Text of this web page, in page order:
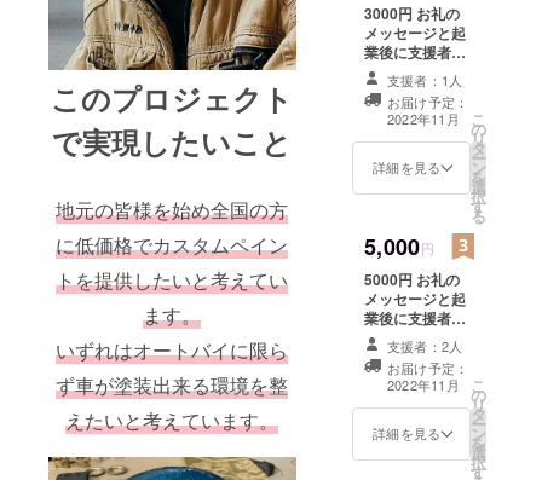
このプロジェクト
で実現したいこと
地元の皆様を始め全国の方
に低価格でカスタムペイン
トを提供したいと考えてい
ます。
いずれはオートバイに限ら
ず車が塗装出来る環境を整
えたいと考えています。
時、必ず備考欄
に掲載を希望さ
れるお名前をご
記入くださ
い。」
3000円 お礼の
メッセージと起
業後に支援者リ
スト(ポスター及
びインスタグラ
ム支援者リスト)
にお名前を掲載
とお客様のバイ
クの塗装を支援
り3000円の値引
き。 ポスター及
びインスタグラ
ム支援者リスト
掲載期間は2年間
とさせて頂きま
す。 「※支援
時、必ず備考欄
に掲載を希望さ
記入くださ
い。」
支援者：1人
お届け予定：
2022年11月
詳細を見る
こ
の
リ
タ
ー
ン
を
選
択
す
る
5,000円
5000円 お礼の
メッセージと起
業後に支援者リ
スト(ポスター及
びインスタグラ
ム支援者リスト)
にお名前を掲載
とお客様のバイ
クの塗装を支援
支援者：2人
お届け予定：
2022年11月
詳細を見る
こ
の
リ
タ
ー
ン
を
選
択
す